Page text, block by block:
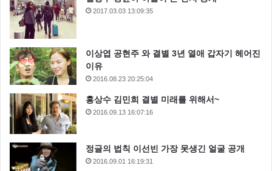
2017.03.03 13:09:35
이상엽 공현주 와 결별 3년 열애 갑자기 헤어진
이유
2016.08.23 20:25:04
홍상수 김민희 결별 미래를 위해서~
2016.09.13 16:07:16
정글의 법칙 이선빈 가장 못생긴 얼굴 공개
2016.09.01 16:19:31